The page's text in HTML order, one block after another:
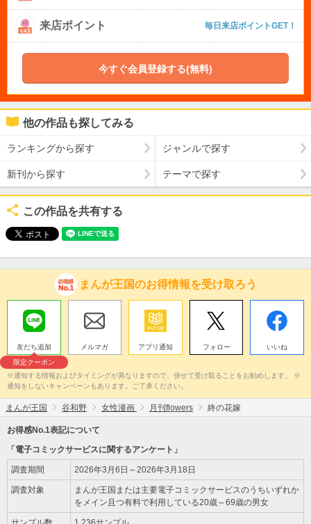
来店ポイント 毎日来店ポイントGET！
今すぐ会員登録する(無料)
他の作品も探してみる
ランキングから探す ジャンルで探す
新刊から探す テーマで探す
この作品を共有する
まんが王国のお得情報を受け取ろう
友だち追加
限定クーポン
メルマガ アプリ通知 フォロー いいね
※通知する情報およびタイミングが異なりますので、併せて受け取ることをお勧めします。 ※
通知をしないキャンペーンもあります。ご了承ください。
まんが王国 谷和野 女性漫画 月刊flowers 終の花嫁
お得感No.1表記について
「電子コミックサービスに関するアンケート」
調査期間 2026年3月6日～2026年3月18日
調査対象
まんが王国または主要電子コミックサービスのうちいずれか
をメイン且つ有料で利用している20歳～69歳の男女